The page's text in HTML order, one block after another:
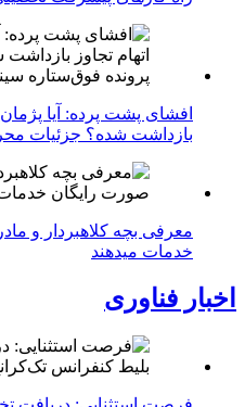
افشای پشت پرده: آیا
بازداشت شده؟ جزئیات
معرفی بچه کلاهبردار و
خدمات میدهند
اخبار فناوری